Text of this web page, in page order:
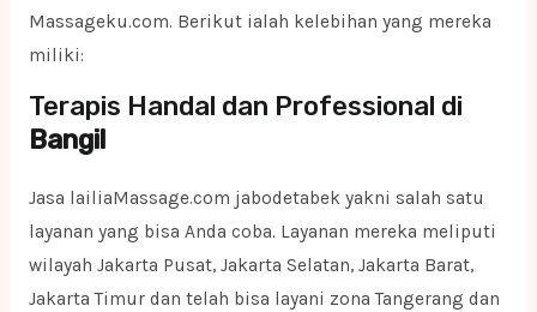
Massageku.com. Berikut ialah kelebihan yang mereka
miliki:
Terapis Handal dan Professional di
Bangil
Jasa lailiaMassage.com jabodetabek yakni salah satu
layanan yang bisa Anda coba. Layanan mereka meliputi
wilayah Jakarta Pusat, Jakarta Selatan, Jakarta Barat,
Jakarta Timur dan telah bisa layani zona Tangerang dan